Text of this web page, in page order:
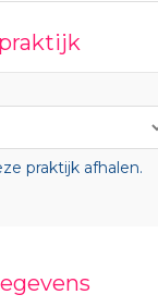
praktijk afhalen.